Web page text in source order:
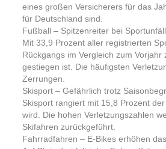
eines großen Versicherers für das
für Deutschland sind.
Fußball – Spitzenreiter bei
Mit 33,9 Prozent aller registrierten
Rückgangs im Vergleich zum
gestiegen ist. Die häufigsten
Zerrungen.
Skisport – Gefährlich trotz
Skisport rangiert mit 15,8 Prozent
wird. Die hohen Verletzungszahlen
Skifahren zurückgeführt.
Fahrradfahren – E-Bikes erhöhen